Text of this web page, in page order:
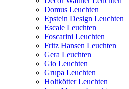
Domus Leuchten
Epstein Design Leuchten
Escale Leuchten
Foscarini Leuchten
Fritz Hansen Leuchten
Gera Leuchten
Gio Leuchten
Grupa Leuchten
Holtkötter Leuchten